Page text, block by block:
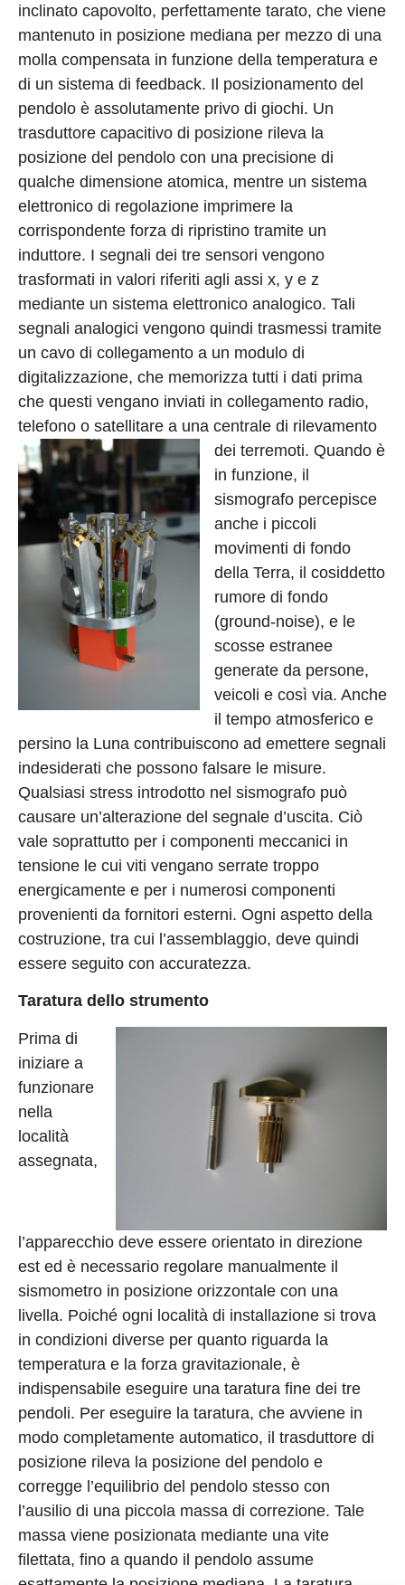
inclinato capovolto, perfettamente tarato, che viene
mantenuto in posizione mediana per mezzo di una
molla compensata in funzione della temperatura e
di un sistema di feedback. Il posizionamento del
pendolo è assolutamente privo di giochi. Un
trasduttore capacitivo di posizione rileva la
posizione del pendolo con una precisione di
qualche dimensione atomica, mentre un sistema
elettronico di regolazione imprimere la
corrispondente forza di ripristino tramite un
induttore. I segnali dei tre sensori vengono
trasformati in valori riferiti agli assi x, y e z
mediante un sistema elettronico analogico. Tali
segnali analogici vengono quindi trasmessi tramite
un cavo di collegamento a un modulo di
digitalizzazione, che memorizza tutti i dati prima
che questi vengano inviati in collegamento radio,
telefono o satellitare a una centrale di rilevamento
dei terremoti. Quando è
in funzione, il
sismografo percepisce
anche i piccoli
movimenti di fondo
della Terra, il cosiddetto
rumore di fondo
(ground-noise), e le
scosse estranee
generate da persone,
veicoli e così via. Anche
il tempo atmosferico e
persino la Luna contribuiscono ad emettere segnali
indesiderati che possono falsare le misure.
Qualsiasi stress introdotto nel sismografo può
causare un’alterazione del segnale d’uscita. Ciò
vale soprattutto per i componenti meccanici in
tensione le cui viti vengano serrate troppo
energicamente e per i numerosi componenti
provenienti da fornitori esterni. Ogni aspetto della
costruzione, tra cui l’assemblaggio, deve quindi
essere seguito con accuratezza.
Taratura dello strumento
Prima di
iniziare a
funzionare
nella
località
assegnata,
l’apparecchio deve essere orientato in direzione
est ed è necessario regolare manualmente il
sismometro in posizione orizzontale con una
livella. Poiché ogni località di installazione si trova
in condizioni diverse per quanto riguarda la
temperatura e la forza gravitazionale, è
indispensabile eseguire una taratura fine dei tre
pendoli. Per eseguire la taratura, che avviene in
modo completamente automatico, il trasduttore di
posizione rileva la posizione del pendolo e
corregge l’equilibrio del pendolo stesso con
l’ausilio di una piccola massa di correzione. Tale
massa viene posizionata mediante una vite
filettata, fino a quando il pendolo assume